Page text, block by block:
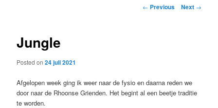
content
Post
← Previous Next →
Jungle
Posted on24 juli 2021
Afgelopen week ging ik weer naar de fysio en daarna reden we
door naar de Rhoonse Grienden. Het begint al een beetje traditie
te worden.